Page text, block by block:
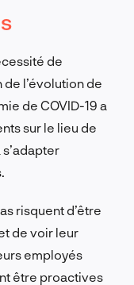
de
l’évolution de
de COVID-19 a
sur le lieu de
risquent d’être
de voir leur
employés
être proactives